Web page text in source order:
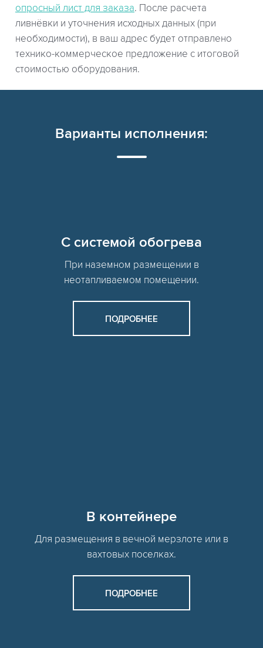
опросный лист для заказа. После расчета
ливнёвки и уточнения исходных данных (при
необходимости), в ваш адрес будет отправлено
технико-коммерческое предложение с итоговой
стоимостью оборудования.
Варианты исполнения:
C системой обогрева
При наземном размещении в
неотапливаемом помещении.
ПОДРОБНЕЕ
В контейнере
Для размещения в вечной мерзлоте или в
вахтовых поселках.
ПОДРОБНЕЕ